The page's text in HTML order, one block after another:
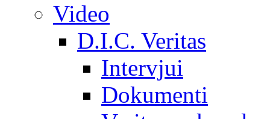
Video
D.I.C. Veritas
Intervjui
Dokumenti